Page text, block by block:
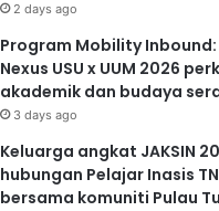
2 days ago
Program Mobility
Nexus USU x UUM 2026
akademik dan budaya
3 days ago
Keluarga angkat JAKSIN
hubungan Pelajar Inasis
bersama komuniti Pulau